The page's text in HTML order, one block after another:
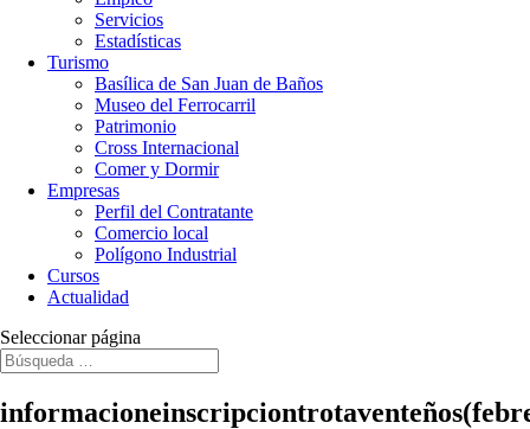
Servicios
Estadísticas
Turismo
Basílica de San Juan de Baños
Museo del Ferrocarril
Patrimonio
Cross Internacional
Comer y Dormir
Empresas
Perfil del Contratante
Comercio local
Polígono Industrial
Cursos
Actualidad
Seleccionar página